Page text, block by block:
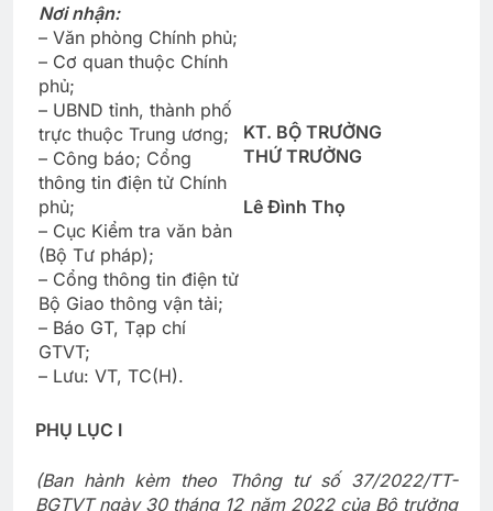
Nơi nhận:
– Văn phòng Chính phủ;
– Cơ quan thuộc Chính
phủ;
– UBND tỉnh, thành phố
trực thuộc Trung ương;
– Công báo; Cổng
thông tin điện tử Chính
phủ;
– Cục Kiểm tra văn bản
(Bộ Tư pháp);
– Cổng thông tin điện tử
Bộ Giao thông vận tải;
– Báo GT, Tạp chí
GTVT;
– Lưu: VT, TC(H).
KT. BỘ TRƯỞNG
THỨ TRƯỞNG
Lê Đình Thọ
PHỤ LỤC I
(Ban hành kèm theo Thông tư số 37/2022/TT-
BGTVT ngày 30 tháng 12 năm 2022 của Bộ trưởng